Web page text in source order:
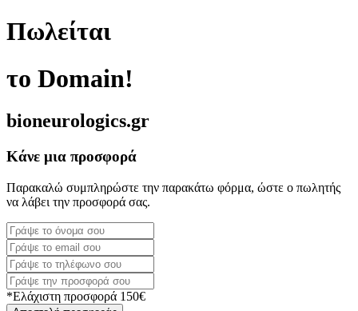
Πωλείται
το Domain!
bioneurologics.gr
Κάνε μια προσφορά
Παρακαλώ συμπληρώστε την παρακάτω φόρμα, ώστε ο πωλητής
να λάβει την προσφορά σας.
*Ελάχιστη προσφορά 150€